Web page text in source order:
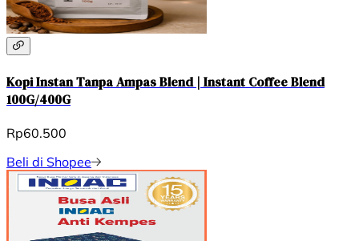
Kopi Instan Tanpa Ampas Blend | Instant Coffee Blend
100G/400G
Rp60.500
Beli di Shopee